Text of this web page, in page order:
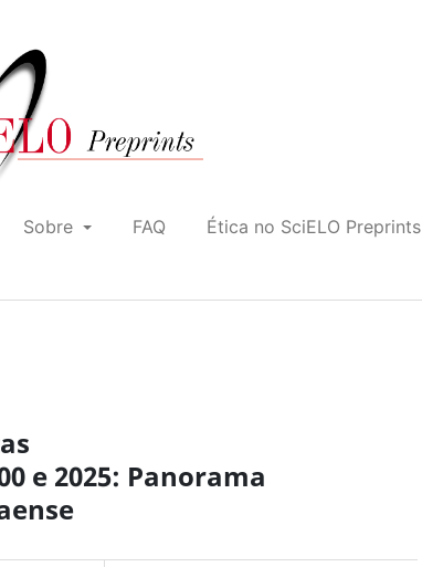
Sobre FAQ Ética no SciELO Preprints
e 2025: Panorama